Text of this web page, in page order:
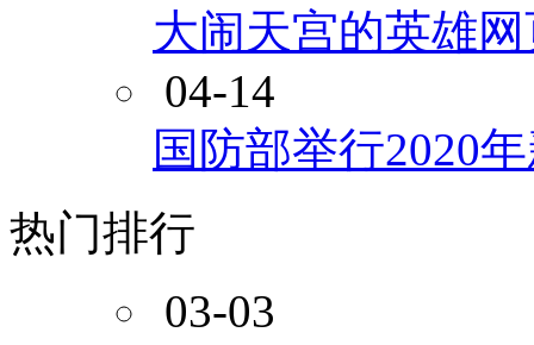
大闹天宫的英雄
04-14
国防部举行2020
热门排行
03-03